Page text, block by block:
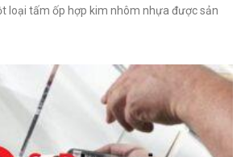
loại tấm ốp hợp kim nhôm nhựa được sản